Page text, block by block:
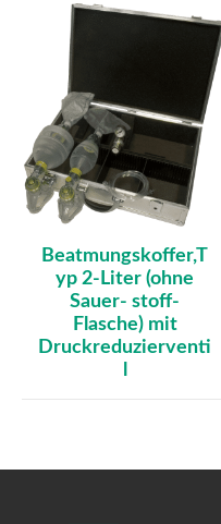
Beatmungskoffer,T
yp 2-Liter (ohne
Sauer- stoff-
Flasche) mit
Druckreduzierventi